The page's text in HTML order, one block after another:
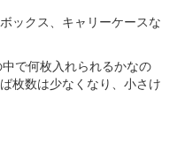
ックス、キャリーケースな
で何枚入れられるかなの
枚数は少なくなり、小さけ